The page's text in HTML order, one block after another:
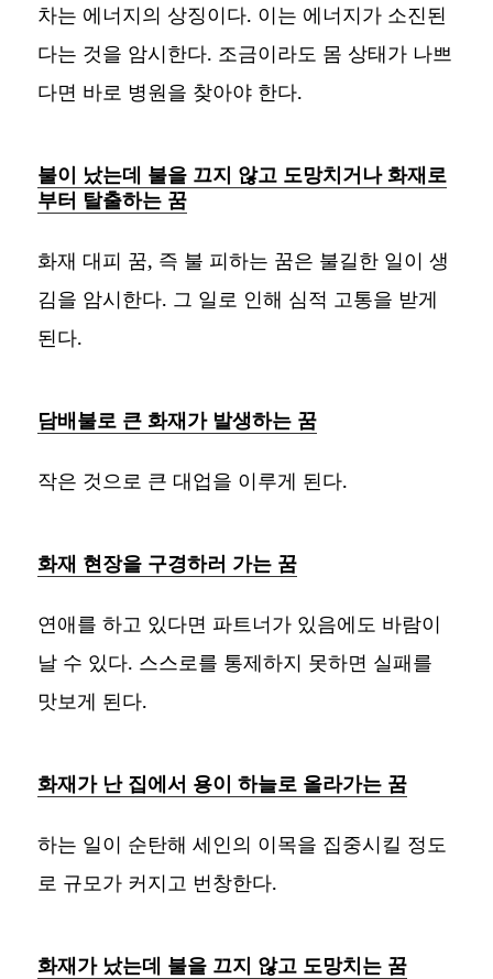
차는 에너지의 상징이다. 이는 에너지가 소진된
다는 것을 암시한다. 조금이라도 몸 상태가 나쁘
다면 바로 병원을 찾아야 한다.
불이 났는데 불을 끄지 않고 도망치거나 화재로
부터 탈출하는 꿈
화재 대피 꿈, 즉 불 피하는 꿈은 불길한 일이 생
김을 암시한다. 그 일로 인해 심적 고통을 받게
된다.
담배불로 큰 화재가 발생하는 꿈
작은 것으로 큰 대업을 이루게 된다.
화재 현장을 구경하러 가는 꿈
연애를 하고 있다면 파트너가 있음에도 바람이
날 수 있다. 스스로를 통제하지 못하면 실패를
맛보게 된다.
화재가 난 집에서 용이 하늘로 올라가는 꿈
하는 일이 순탄해 세인의 이목을 집중시킬 정도
로 규모가 커지고 번창한다.
화재가 났는데 불을 끄지 않고 도망치는 꿈